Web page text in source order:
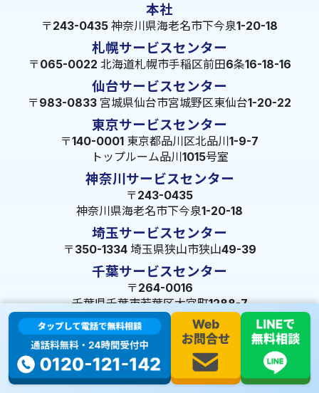
本社
〒243-0435 神奈川県海老名市下今泉1-20-18
札幌サービスセンター
〒065-0022 北海道札幌市手稲区前田6条16-18-16
仙台サービスセンター
〒983-0833 宮城県仙台市宮城野区東仙台1-20-22
東京サービスセンター
〒140-0001 東京都品川区北品川1-9-7
トップルーム品川1015号室
神奈川サービスセンター
〒243-0435
神奈川県海老名市下今泉1-20-18
埼玉サービスセンター
〒350-1334 埼玉県狭山市狭山49-39
千葉サービスセンター
〒264-0016
千葉県千葉市若葉区大宮町1288-7
茨城サービスセンター
〒309-1717 茨城県笠間市旭町322-2 102号
長野サービスセンター
〒380-0921 長野県長野市大字栗田653-141 皐月ビル